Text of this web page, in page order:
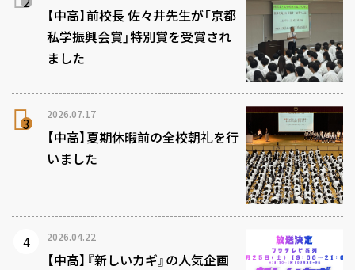
【中高】前校長 佐々井先生が「京都
私学振興会賞」特別賞を受賞され
ました
2026.07.17
【中高】夏期休暇前の全校朝礼を行
いました
2026.04.22
【中高】『新しいカギ』の人気企画